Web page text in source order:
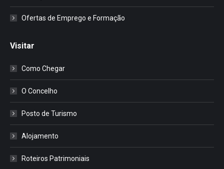
Ofertas de Emprego e Formação
Visitar
Como Chegar
O Concelho
Posto de Turismo
Alojamento
Roteiros Patrimoniais